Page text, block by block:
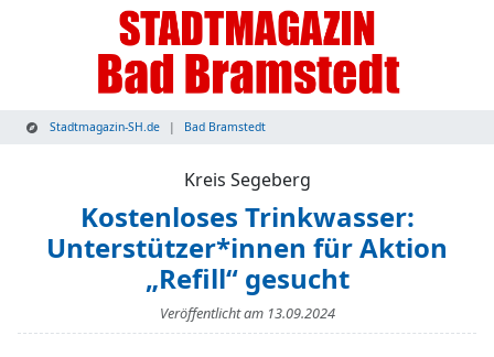
Stadtmagazin-SH.de Bad Bramstedt
Kreis Segeberg
Kostenloses Trinkwasser:
Unterstützer*innen für Aktion
„Refill“ gesucht
Veröffentlicht am 13.09.2024